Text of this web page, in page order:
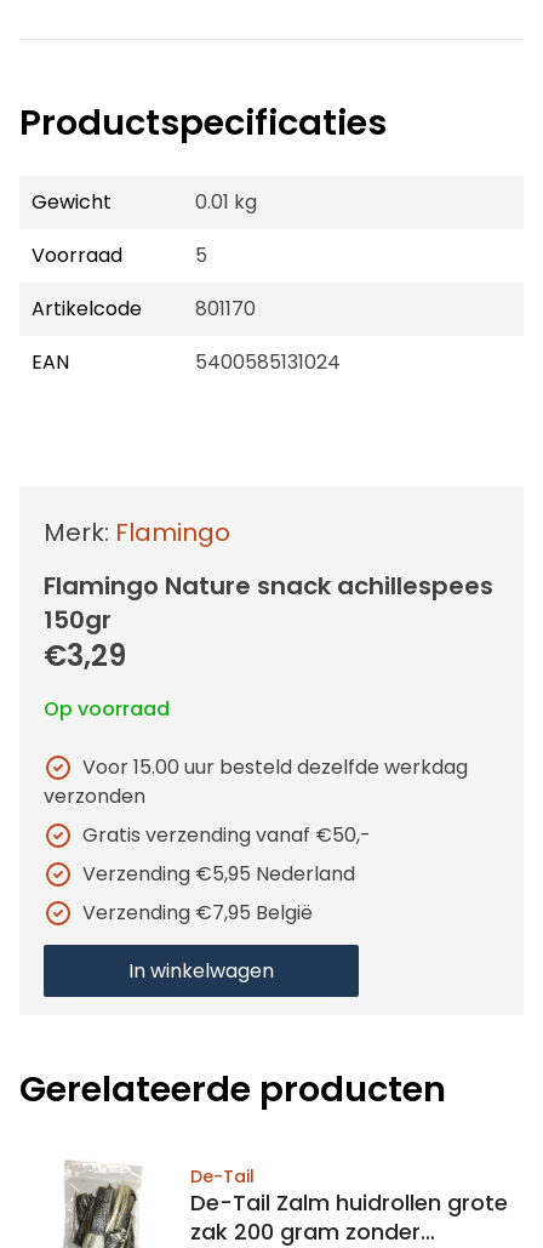
Productspecificaties
Gewicht
0.01 kg
Voorraad
5
Artikelcode
801170
EAN
5400585131024
Merk: Flamingo
Flamingo Nature snack achillespees
150gr
€3,29
Op voorraad
Voor 15.00 uur besteld dezelfde werkdag
verzonden
Gratis verzending vanaf €50,-
Verzending €5,95 Nederland
Verzending €7,95 België
In winkelwagen
Gerelateerde producten
De-Tail
De-Tail Zalm huidrollen grote
zak 200 gram zonder